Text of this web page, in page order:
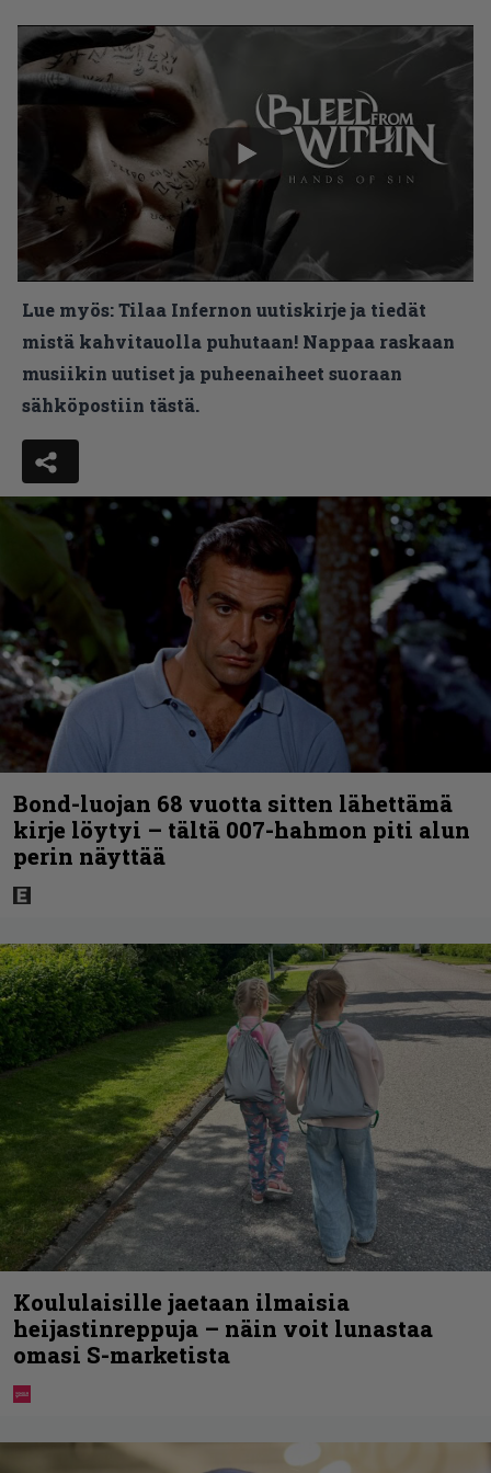
Lue myös:Tilaa Infernon uutiskirje ja tiedät
mistä kahvitauolla puhutaan! Nappaa raskaan
musiikin uutiset ja puheenaiheet suoraan
sähköpostiin tästä.
Bond-luojan 68 vuotta sitten lähettämä
kirje löytyi – tältä 007-hahmon piti alun
perin näyttää
Koululaisille jaetaan ilmaisia
heijastinreppuja – näin voit lunastaa
omasi S-marketista